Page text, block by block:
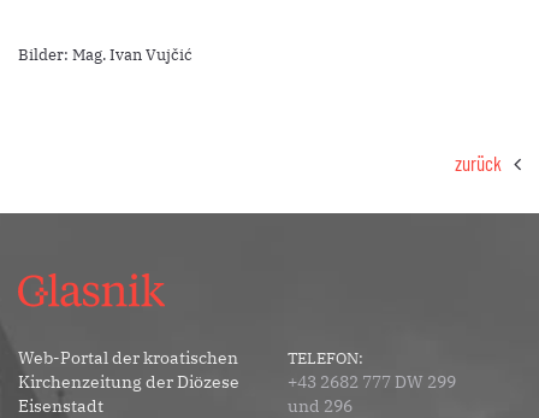
Bilder: Mag. Ivan Vujčić
zurück
Web-Portal der kroatischen
Kirchenzeitung der Diözese
Eisenstadt
TELEFON:
+43 2682 777 DW 299
und 296